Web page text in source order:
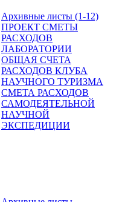
Архивные листы (1-12)
ПРОЕКТ СМЕТЫ
РАСХОДОВ
ЛАБОРАТОРИИ
ОБЩАЯ СЧЕТА
РАСХОДОВ КЛУБА
НАУЧНОГО ТУРИЗМА
СМЕТА РАСХОДОВ
САМОДЕЯТЕЛЬНОЙ
НАУЧНОЙ
ЭКСПЕДИЦИИ